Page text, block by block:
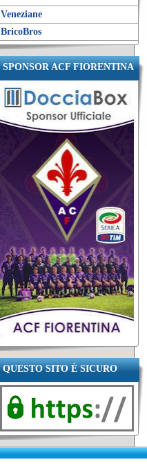
Veneziane
BricoBros
SPONSOR ACF FIORENTINA
QUESTO SITO È SICURO